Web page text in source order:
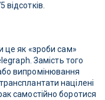
це як «зроби сам»
Замість того
випромінювання
націлені
самостійно боротися